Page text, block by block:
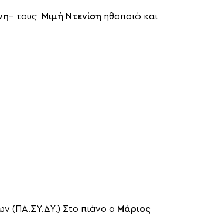
– τους Μιμή Ντενίση ηθοποιό και
(ΠΑ.ΣΥ.ΔΥ.) Στο πιάνο ο Μάριος